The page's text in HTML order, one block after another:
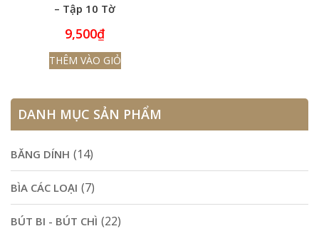
– Tập 10 Tờ
9,500₫
THÊM VÀO GIỎ
DANH MỤC SẢN PHẨM
BĂNG DÍNH (14)
BÌA CÁC LOẠI (7)
BÚT BI - BÚT CHÌ (22)